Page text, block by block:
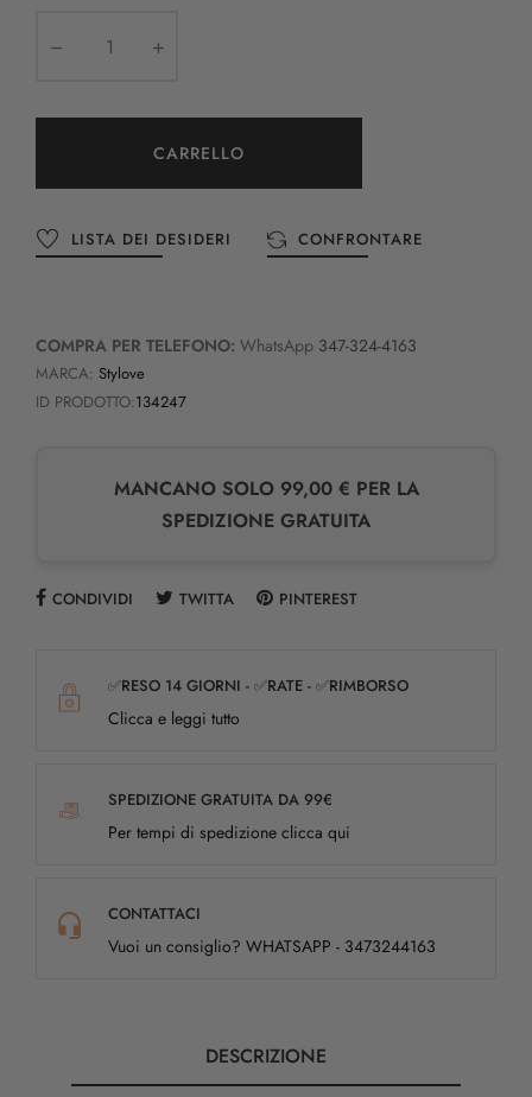
CARRELLO
LISTA DEI DESIDERI CONFRONTARE
COMPRA PER TELEFONO: WhatsApp 347-324-4163
MARCA: Stylove
ID PRODOTTO:134247
MANCANO SOLO 99,00 € PER LA
SPEDIZIONE GRATUITA
CONDIVIDI TWITTA PINTEREST
✅RESO 14 GIORNI - ✅RATE - ✅RIMBORSO
Clicca e leggi tutto
SPEDIZIONE GRATUITA DA 99€
Per tempi di spedizione clicca qui
CONTATTACI
Vuoi un consiglio? WHATSAPP - 3473244163
DESCRIZIONE